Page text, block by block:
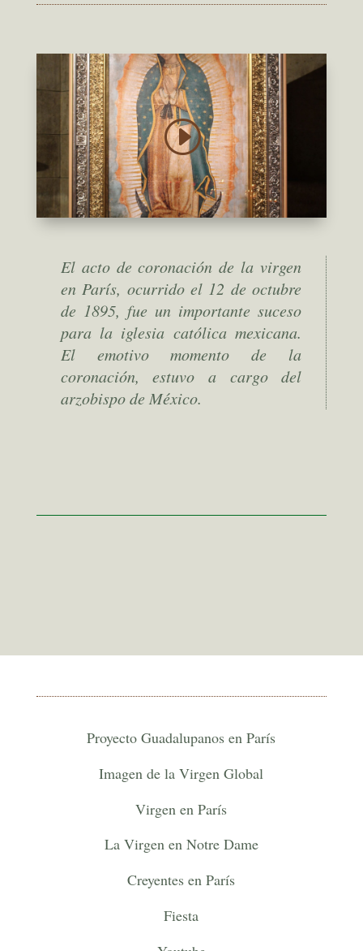
El acto de coronación de la virgen
en París, ocurrido el 12 de octubre
de 1895, fue un importante suceso
para la iglesia católica mexicana.
El emotivo momento de la
coronación, estuvo a cargo del
arzobispo de México.
Proyecto Guadalupanos en París
Imagen de la Virgen Global
Virgen en París
La Virgen en Notre Dame
Creyentes en París
Fiesta